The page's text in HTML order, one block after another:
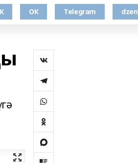
ОК Telegram dzen